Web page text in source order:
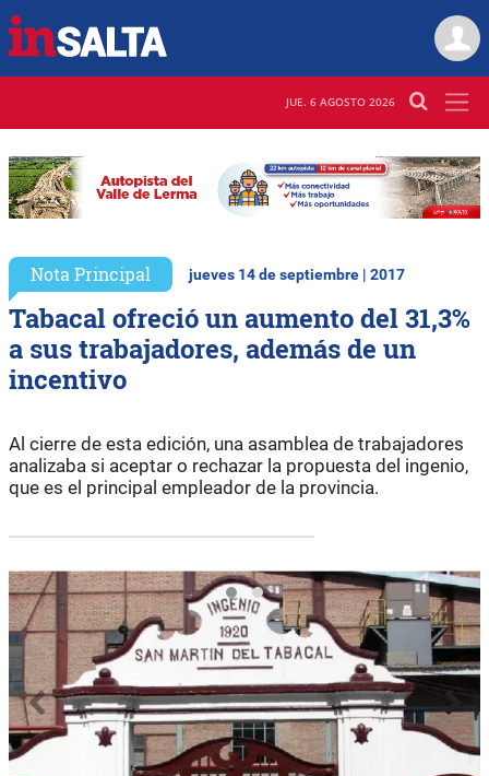
JUE. 6 AGOSTO 2026
Nota Principal jueves 14 de septiembre | 2017
Tabacal ofreció un aumento del 31,3%
a sus trabajadores, además de un
incentivo
Al cierre de esta edición, una asamblea de trabajadores
analizaba si aceptar o rechazar la propuesta del ingenio,
que es el principal empleador de la provincia.